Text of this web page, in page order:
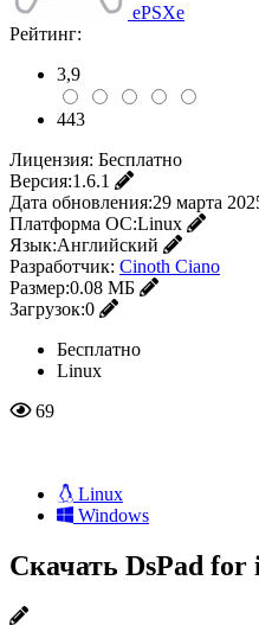
ePSXe
Рейтинг:
3,9
443
Лицензия: Бесплатно
Версия:1.6.1
Дата обновления:29 марта
Платформа ОС:Linux
Язык:Английский
Разработчик: Cinoth Ciano
Размер:0.08 МБ
Загрузок:0
Бесплатно
Linux
69
Linux
Windows
Скачать DsPad for